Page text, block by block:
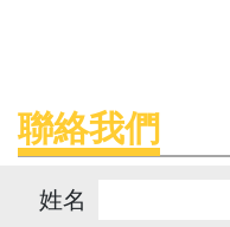
聯絡我們
姓名